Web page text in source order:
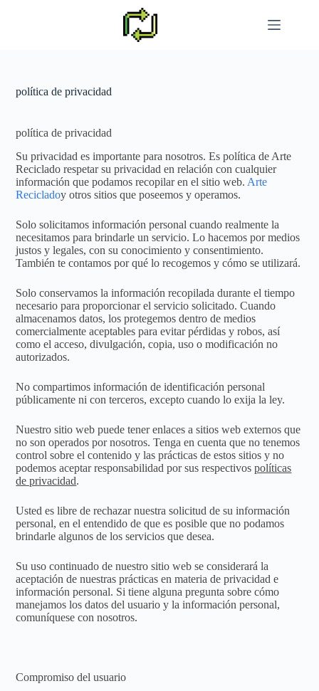
política de privacidad
política de privacidad
Su privacidad es importante para nosotros. Es política de Arte
Reciclado respetar su privacidad en relación con cualquier
información que podamos recopilar en el sitio web. Arte
Recicladoy otros sitios que poseemos y operamos.
Solo solicitamos información personal cuando realmente la
necesitamos para brindarle un servicio. Lo hacemos por medios
justos y legales, con su conocimiento y consentimiento.
También te contamos por qué lo recogemos y cómo se utilizará.
Solo conservamos la información recopilada durante el tiempo
necesario para proporcionar el servicio solicitado. Cuando
almacenamos datos, los protegemos dentro de medios
comercialmente aceptables para evitar pérdidas y robos, así
como el acceso, divulgación, copia, uso o modificación no
autorizados.
No compartimos información de identificación personal
públicamente ni con terceros, excepto cuando lo exija la ley.
Nuestro sitio web puede tener enlaces a sitios web externos que
no son operados por nosotros. Tenga en cuenta que no tenemos
control sobre el contenido y las prácticas de estos sitios y no
podemos aceptar responsabilidad por sus respectivospolíticas
de privacidad.
Usted es libre de rechazar nuestra solicitud de su información
personal, en el entendido de que es posible que no podamos
brindarle algunos de los servicios que desea.
Su uso continuado de nuestro sitio web se considerará la
aceptación de nuestras prácticas en materia de privacidad e
información personal. Si tiene alguna pregunta sobre cómo
manejamos los datos del usuario y la información personal,
comuníquese con nosotros.
Compromiso del usuario